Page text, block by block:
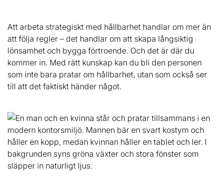
Att arbeta strategiskt med hållbarhet handlar om mer än
att följa regler – det handlar om att skapa långsiktig
lönsamhet och bygga förtroende. Och det är där du
kommer in. Med rätt kunskap kan du bli den personen
som inte bara pratar om hållbarhet, utan som också ser
till att det faktiskt händer något.